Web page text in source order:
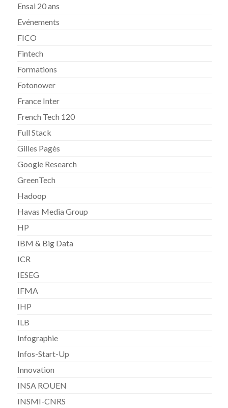
Ensai 20 ans
Evénements
FICO
Fintech
Formations
Fotonower
France Inter
French Tech 120
Full Stack
Gilles Pagès
Google Research
GreenTech
Hadoop
Havas Media Group
HP
IBM & Big Data
ICR
IESEG
IFMA
IHP
ILB
Infographie
Infos-Start-Up
Innovation
INSA ROUEN
INSMI-CNRS